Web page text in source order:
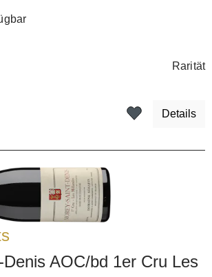
Rarität
Details
AOC/bd 1er Cru Les